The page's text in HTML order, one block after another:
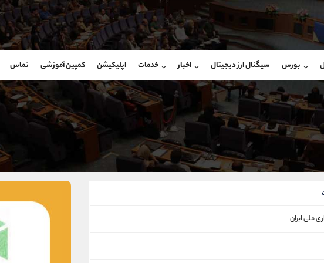
بورس سیگنال ارز دیجیتال اخبار خدمات اپلیکیشن کمپین آموزشی تماس
ملی ‌ايران‌
شروع گفتگو
@Armteam_admin_por
107
شروع گفتگو
@Armteam_admin_33
داخلی 118
واتساپ
تلگرام